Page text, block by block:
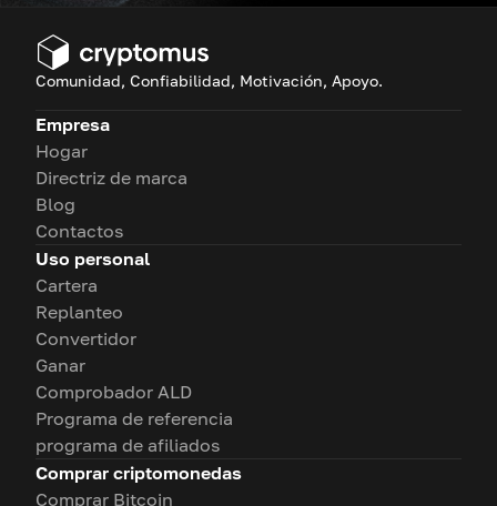
Comunidad, Confiabilidad, Motivación, Apoyo.
Empresa
Hogar
Directriz de marca
Blog
Contactos
Uso personal
Cartera
Replanteo
Convertidor
Ganar
Comprobador ALD
Programa de referencia
programa de afiliados
Comprar criptomonedas
Comprar Bitcoin